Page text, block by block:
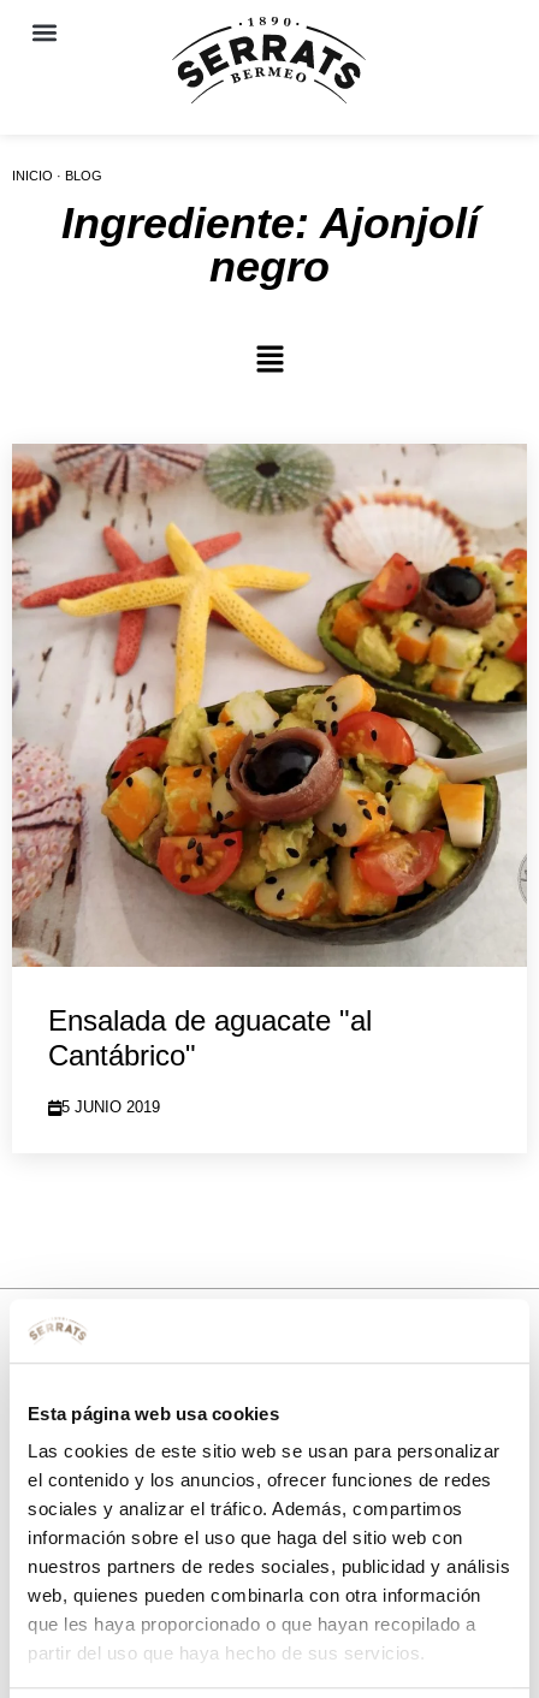
Esta página web usa cookies
Las cookies de este sitio web se usan para personalizar
el contenido y los anuncios, ofrecer funciones de redes
sociales y analizar el tráfico. Además, compartimos
información sobre el uso que haga del sitio web con
nuestros partners de redes sociales, publicidad y análisis
web, quienes pueden combinarla con otra información
que les haya proporcionado o que hayan recopilado a
partir del uso que haya hecho de sus servicios.
INICIO · BLOG
Ingrediente: Ajonjolí
negro
Ensalada de aguacate "al
Cantábrico"
5 JUNIO 2019
con tu primera compra.
Apúntatea nuestra newsletter para recibir nuestras ofertas
disfruta de
un 10% de descuento en tu primera compra.